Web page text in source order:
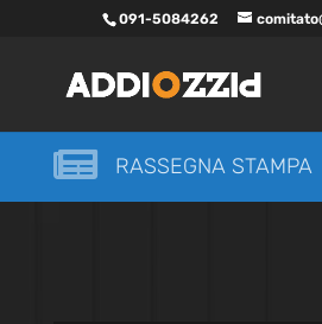
091-5084262
 RASSEGNA STAMPA